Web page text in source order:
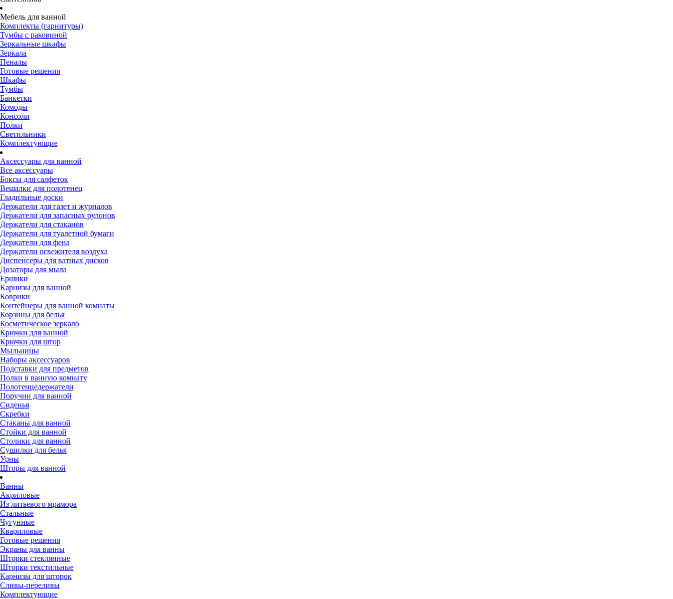
Мебель для ванной
Комплекты (гарнитуры)
Тумбы с раковиной
Зеркальные шкафы
Зеркала
Пеналы
Готовые решения
Шкафы
Тумбы
Банкетки
Комоды
Консоли
Полки
Светильники
Комплектующие
Аксессуары для ванной
Все аксессуары
Боксы для салфеток
Вешалки для полотенец
Гладильные доски
Держатели для газет и журналов
Держатели для запасных рулонов
Держатели для стаканов
Держатели для туалетной бумаги
Держатели для фена
Держатели освежителя воздуха
Диспенсеры для ватных дисков
Дозаторы для мыла
Ершики
Карнизы для ванной
Коврики
Контейнеры для ванной комнаты
Корзины для белья
Косметическое зеркало
Крючки для ванной
Крючки для штор
Мыльницы
Наборы аксессуаров
Подставки для предметов
Полки в ванную комнату
Полотенцедержатели
Поручни для ванной
Сиденья
Скребки
Стаканы для ванной
Стойки для ванной
Столики для ванной
Сушилки для белья
Урны
Шторы для ванной
Ванны
Акриловые
Из литьевого мрамора
Стальные
Чугунные
Квариловые
Готовые решения
Экраны для ванны
Шторки стеклянные
Шторки текстильные
Карнизы для шторок
Сливы-переливы
Комплектующие